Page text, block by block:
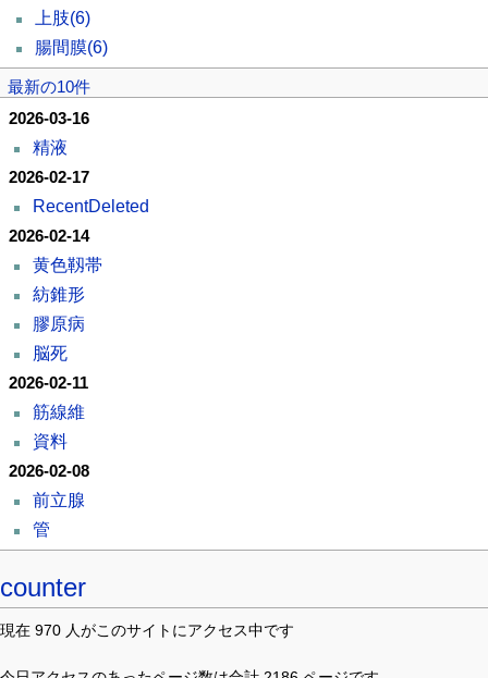
上肢(6)
腸間膜(6)
最新の10件
2026-03-16
精液
2026-02-17
RecentDeleted
2026-02-14
黄色靱帯
紡錐形
膠原病
脳死
2026-02-11
筋線維
資料
2026-02-08
前立腺
管
counter
現在 970 人がこのサイトにアクセス中です